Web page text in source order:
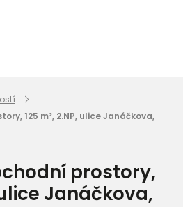
125 m², 2.NP, ulice Janáčkova,
prostory,
ulice Janáčkova,